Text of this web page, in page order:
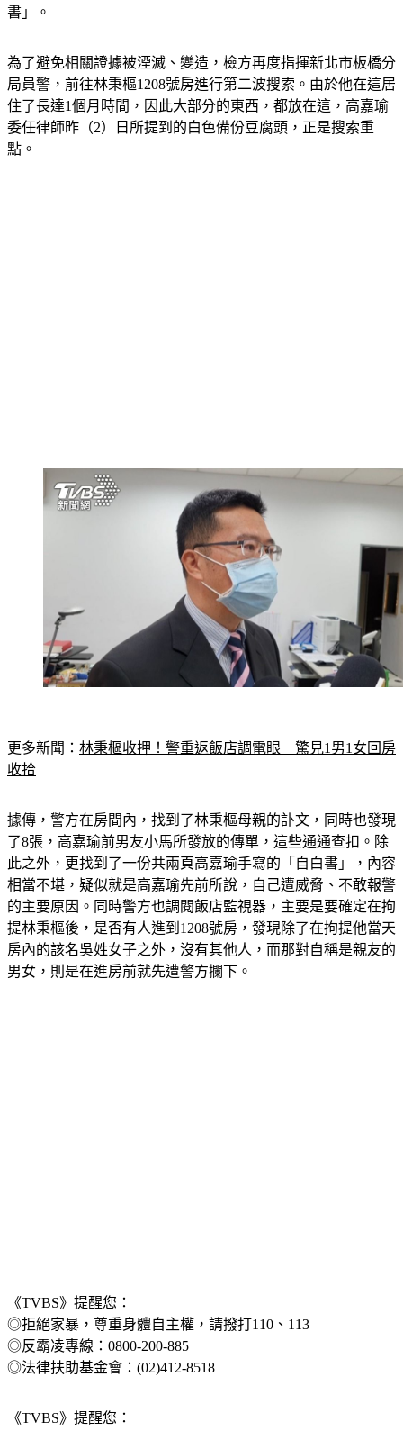
書」。
為了避免相關證據被湮滅、變造，檢方再度指揮新北市板橋分
局員警，前往林秉樞1208號房進行第二波搜索。由於他在這居
住了長達1個月時間，因此大部分的東西，都放在這，高嘉瑜
委任律師昨（2）日所提到的白色備份豆腐頭，正是搜索重
點。
更多新聞： 林秉樞收押！警重返飯店調電眼　驚見1男1女回房
收拾
據傳，警方在房間內，找到了林秉樞母親的訃文，同時也發現
了8張，高嘉瑜前男友小馬所發放的傳單，這些通通查扣。除
此之外，更找到了一份共兩頁高嘉瑜手寫的「自白書」，內容
相當不堪，疑似就是高嘉瑜先前所說，自己遭威脅、不敢報警
的主要原因。同時警方也調閱飯店監視器，主要是要確定在拘
提林秉樞後，是否有人進到1208號房，發現除了在拘提他當天
房內的該名吳姓女子之外，沒有其他人，而那對自稱是親友的
男女，則是在進房前就先遭警方攔下。
《TVBS》提醒您：
◎拒絕家暴，尊重身體自主權，請撥打110、113
◎反霸凌專線：0800-200-885
◎法律扶助基金會：(02)412-8518
《TVBS》提醒您：